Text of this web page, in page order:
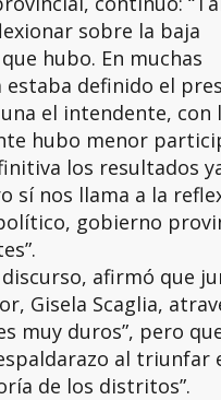
sobre la baja
hubo. En muchas
estaba definido el
el intendente, con
hubo menor
los resultados
sí nos llama a la
gobierno
afirmó que
Gisela Scaglia,
muy duros”, pero
al triunfar
de los distritos”.